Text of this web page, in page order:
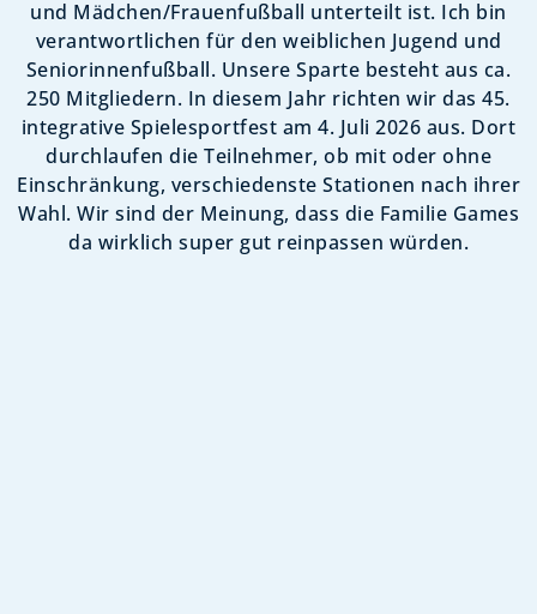
und Mädchen/Frauenfußball unterteilt ist. Ich bin
verantwortlichen für den weiblichen Jugend und
Seniorinnenfußball. Unsere Sparte besteht aus ca.
250 Mitgliedern. In diesem Jahr richten wir das 45.
integrative Spielesportfest am 4. Juli 2026 aus. Dort
durchlaufen die Teilnehmer, ob mit oder ohne
Einschränkung, verschiedenste Stationen nach ihrer
Wahl. Wir sind der Meinung, dass die Familie Games
da wirklich super gut reinpassen würden.